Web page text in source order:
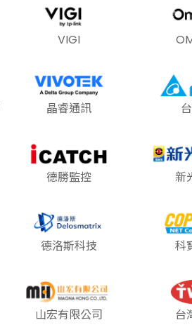
VIGI
晶睿通訊
德勝監控 新
德洛斯科技 科
山宏有限公司 台